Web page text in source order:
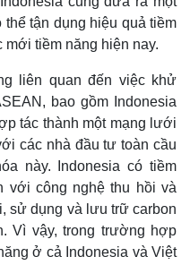
tận dụng hiệu quả tiềm
tiềm năng hiện nay.
liên quan đến việc khử
bao gồm Indonesia
tác thành một mạng lưới
các nhà đầu tư toàn cầu
này. Indonesia có tiềm
với công nghệ thu hồi và
sử dụng và lưu trữ carbon
Vì vậy, trong trường hợp
ở cả Indonesia và Việt